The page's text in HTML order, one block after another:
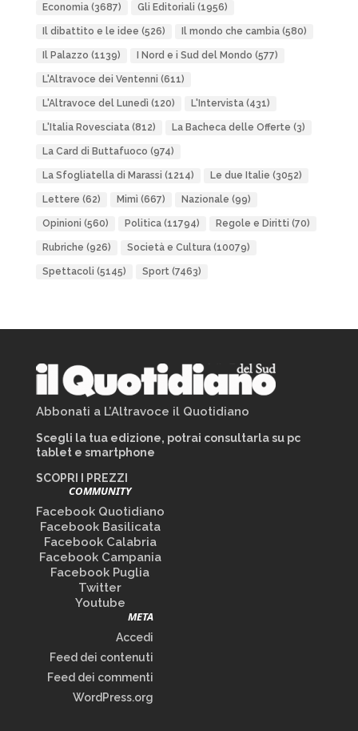
Economia(3687) Gli Editoriali (1956)
Il dibattito e le idee (526) Il mondo che cambia(580)
Il Palazzo (1139) I Nord e i Sud del Mondo (577)
L'Altravoce dei Ventenni (611)
L'Altravoce del Lunedì (120) L'Intervista(431)
L'Italia Rovesciata(812) La Bacheca delle Offerte (3)
La Card di Buttafuoco (974)
La Sfogliatella di Marassi (1214) Le due Italie (3052)
Lettere (62) Mimì (667) Nazionale (99)
Opinioni (560) Politica(11794) Regole e Diritti (70)
Rubriche (926) Società e Cultura(10079)
Spettacoli (5145) Sport (7463)
Abbonati a L’Altravoce il Quotidiano
Scegli la tua edizione, potrai consultarla su pc
tablet e smartphone
SCOPRI I PREZZI
COMMUNITY
Facebook Quotidiano
Facebook Basilicata
Facebook Calabria
Facebook Campania
Facebook Puglia
Twitter
Youtube
META
Accedi
Feed dei contenuti
Feed dei commenti
WordPress.org